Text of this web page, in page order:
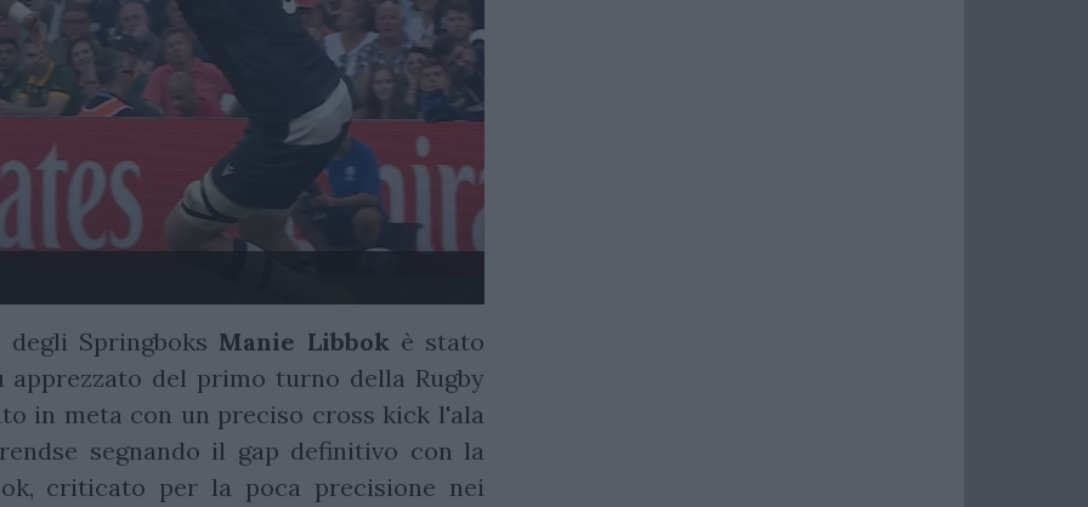
Springboks Manie Libbok è stato
del primo turno della Rugby
in meta con un preciso cross kick l'ala
segnando il gap definitivo con la
criticato per la poca precisione nei